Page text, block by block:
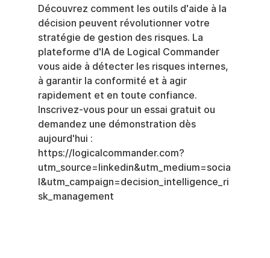
Découvrez comment les outils d'aide à la
décision peuvent révolutionner votre
stratégie de gestion des risques. La
plateforme d'IA de Logical Commander
vous aide à détecter les risques internes,
à garantir la conformité et à agir
rapidement et en toute confiance.
Inscrivez-vous pour un essai gratuit ou
demandez une démonstration dès
aujourd'hui :
https://logicalcommander.com?
utm_source=linkedin&utm_medium=socia
l&utm_campaign=decision_intelligence_ri
sk_management